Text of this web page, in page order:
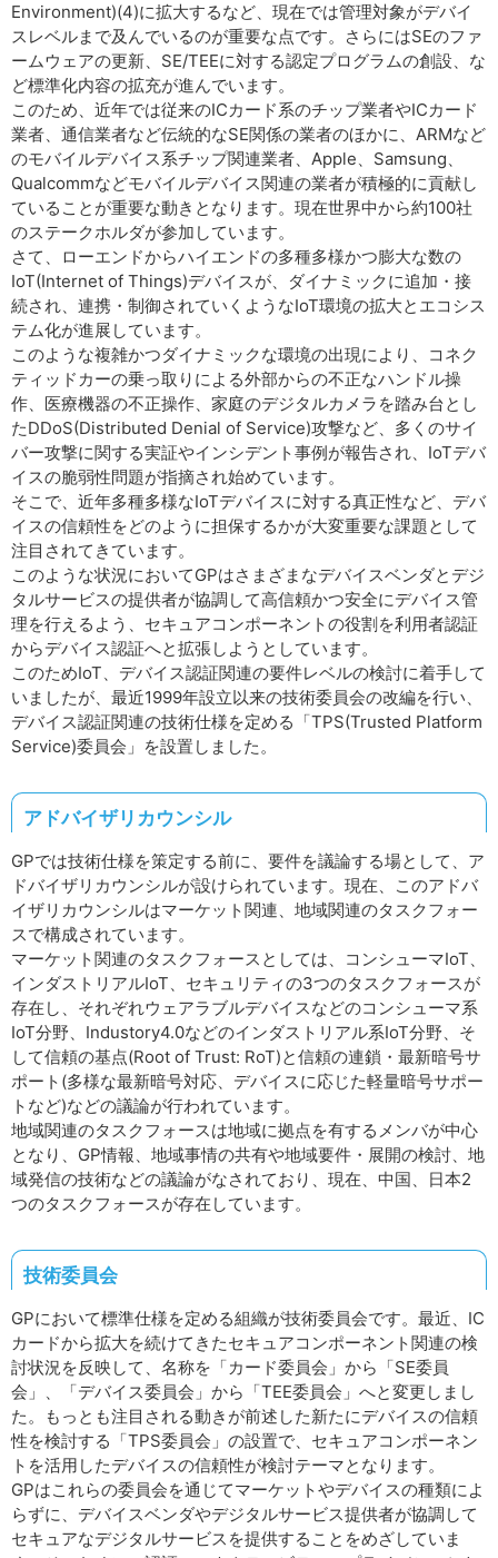
Environment)(4)に拡大するなど、現在では管理対象がデバイ
スレベルまで及んでいるのが重要な点です。さらにはSEのファ
ームウェアの更新、SE/TEEに対する認定プログラムの創設、な
ど標準化内容の拡充が進んでいます。
このため、近年では従来のICカード系のチップ業者やICカード
業者、通信業者など伝統的なSE関係の業者のほかに、ARMなど
のモバイルデバイス系チップ関連業者、Apple、Samsung、
Qualcommなどモバイルデバイス関連の業者が積極的に貢献し
ていることが重要な動きとなります。現在世界中から約100社
のステークホルダが参加しています。
さて、ローエンドからハイエンドの多種多様かつ膨大な数の
IoT(Internet of Things)デバイスが、ダイナミックに追加・接
続され、連携・制御されていくようなIoT環境の拡大とエコシス
テム化が進展しています。
このような複雑かつダイナミックな環境の出現により、コネク
ティッドカーの乗っ取りによる外部からの不正なハンドル操
作、医療機器の不正操作、家庭のデジタルカメラを踏み台とし
たDDoS(Distributed Denial of Service)攻撃など、多くのサイ
バー攻撃に関する実証やインシデント事例が報告され、IoTデバ
イスの脆弱性問題が指摘され始めています。
そこで、近年多種多様なIoTデバイスに対する真正性など、デバ
イスの信頼性をどのように担保するかが大変重要な課題として
注目されてきています。
このような状況においてGPはさまざまなデバイスベンダとデジ
タルサービスの提供者が協調して高信頼かつ安全にデバイス管
理を行えるよう、セキュアコンポーネントの役割を利用者認証
からデバイス認証へと拡張しようとしています。
このためIoT、デバイス認証関連の要件レベルの検討に着手して
いましたが、最近1999年設立以来の技術委員会の改編を行い、
デバイス認証関連の技術仕様を定める「TPS(Trusted Platform
Service)委員会」を設置しました。
アドバイザリカウンシル
GPでは技術仕様を策定する前に、要件を議論する場として、ア
ドバイザリカウンシルが設けられています。現在、このアドバ
イザリカウンシルはマーケット関連、地域関連のタスクフォー
スで構成されています。
マーケット関連のタスクフォースとしては、コンシューマIoT、
インダストリアルIoT、セキュリティの3つのタスクフォースが
存在し、それぞれウェアラブルデバイスなどのコンシューマ系
IoT分野、Industory4.0などのインダストリアル系IoT分野、そ
して信頼の基点(Root of Trust: RoT)と信頼の連鎖・最新暗号サ
ポート(多様な最新暗号対応、デバイスに応じた軽量暗号サポー
トなど)などの議論が行われています。
地域関連のタスクフォースは地域に拠点を有するメンバが中心
となり、GP情報、地域事情の共有や地域要件・展開の検討、地
域発信の技術などの議論がなされており、現在、中国、日本2
つのタスクフォースが存在しています。
技術委員会
GPにおいて標準仕様を定める組織が技術委員会です。最近、IC
カードから拡大を続けてきたセキュアコンポーネント関連の検
討状況を反映して、名称を「カード委員会」から「SE委員
会」、「デバイス委員会」から「TEE委員会」へと変更しまし
た。もっとも注目される動きが前述した新たにデバイスの信頼
性を検討する「TPS委員会」の設置で、セキュアコンポーネン
トを活用したデバイスの信頼性が検討テーマとなります。
GPはこれらの委員会を通じてマーケットやデバイスの種類によ
らずに、デバイスベンダやデジタルサービス提供者が協調して
セキュアなデジタルサービスを提供することをめざしていま